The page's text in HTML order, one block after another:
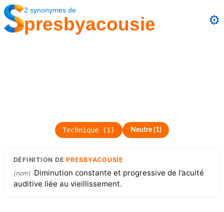
2 synonymes de
presbyacousie ⚙️
Technique (1 ) Neutre(1)
DÉFINITION DEPRESBYACOUSIE
(nom) Diminution constante et progressive de l’acuité
auditive liée au vieillissement.